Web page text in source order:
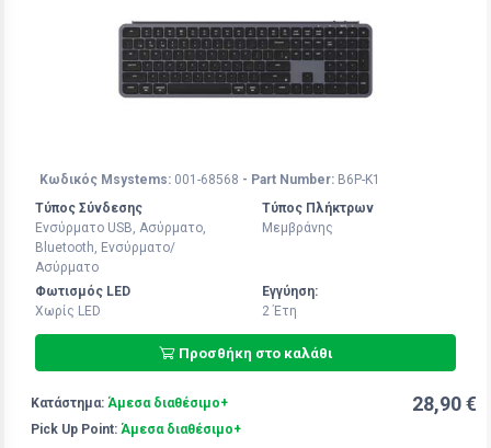
Κωδικός Msystems: 001-68568 - Part Number: B6P-K1
Τύπος Σύνδεσης
Ενσύρματο USB, Ασύρματο,
Bluetooth, Ενσύρματο/
Ασύρματο
Τύπος Πλήκτρων
Μεμβράνης
Φωτισμός LED
Χωρίς LED
Εγγύηση:
2 Έτη
Προσθήκη στο καλάθι
Κατάστημα: Άμεσα διαθέσιμο+
Pick Up Point: Άμεσα διαθέσιμο+
28,90 €